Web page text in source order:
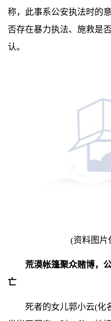
称，此事系公安执法时的
否存在暴力执法、施救是
认。
(资料图片
荒漠帐篷聚众赌博，
亡
死者的女儿郭小云(化